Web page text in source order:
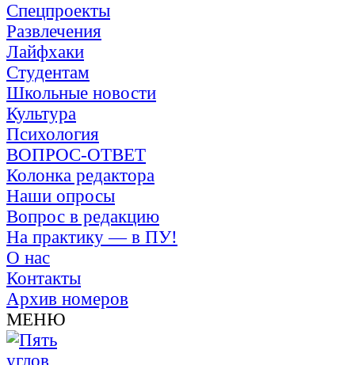
Спецпроекты
Развлечения
Лайфхаки
Студентам
Школьные новости
Культура
Психология
ВОПРОС-ОТВЕТ
Колонка редактора
Наши опросы
Вопрос в редакцию
На практику — в ПУ!
О нас
Контакты
Архив номеров
МЕНЮ